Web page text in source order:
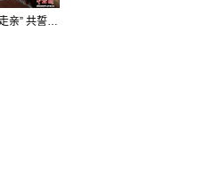
海外台胞赴辽“走亲” 共誓“和平初心”